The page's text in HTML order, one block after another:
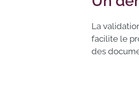
La
facilite le
des